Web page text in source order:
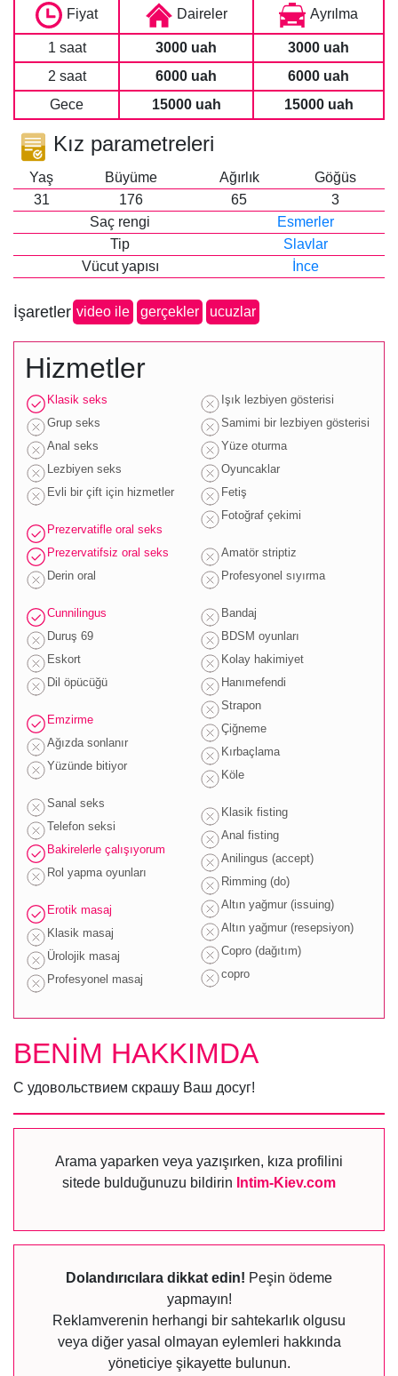
Fiyat Daireler Ayrılma
1 saat 3000 uah
3000 uah
2 saat
6000 uah
6000 uah
Gece
15000 uah 15000 uah
Kız parametreleri
Yaş Büyüme Ağırlık
Göğüs
31
176 65
3
Saç rengi
Esmerler
Tip
Slavlar
Vücut yapısı
İnce
İşaretler video ile gerçekler ucuzlar
Hizmetler
Klasik seks
Grup seks
Anal seks
Lezbiyen seks
Evli bir çift için hizmetler
Prezervatifle oral seks
Prezervatifsiz oral seks
Derin oral
Cunnilingus
Duruş 69
Eskort
Dil öpücüğü
Emzirme
Ağızda sonlanır
Yüzünde bitiyor
Sanal seks
Telefon seksi
Bakirelerle çalışıyorum
Rol yapma oyunları
Erotik masaj
Klasik masaj
Ürolojik masaj
Profesyonel masaj
Işık lezbiyen gösterisi
Samimi bir lezbiyen gösterisi
Yüze oturma
Oyuncaklar
Fetiş
Fotoğraf çekimi
Amatör striptiz
Profesyonel sıyırma
Bandaj
BDSM oyunları
Kolay hakimiyet
Hanımefendi
Strapon
Çiğneme
Kırbaçlama
Köle
Klasik fisting
Anal fisting
Anilingus (accept)
Rimming (do)
Altın yağmur (issuing)
Altın yağmur (resepsiyon)
Copro (dağıtım)
copro
BENİM HAKKIMDA
С удовольствием скрашу Ваш досуг!
Arama yaparken veya yazışırken, kıza profilini
sitede bulduğunuzu bildirin Intim-Kiev.com
Dolandırıcılara dikkat edin! Peşin ödeme
yapmayın!
Reklamverenin herhangi bir sahtekarlık olgusu
veya diğer yasal olmayan eylemleri hakkında
yöneticiye şikayette bulunun.